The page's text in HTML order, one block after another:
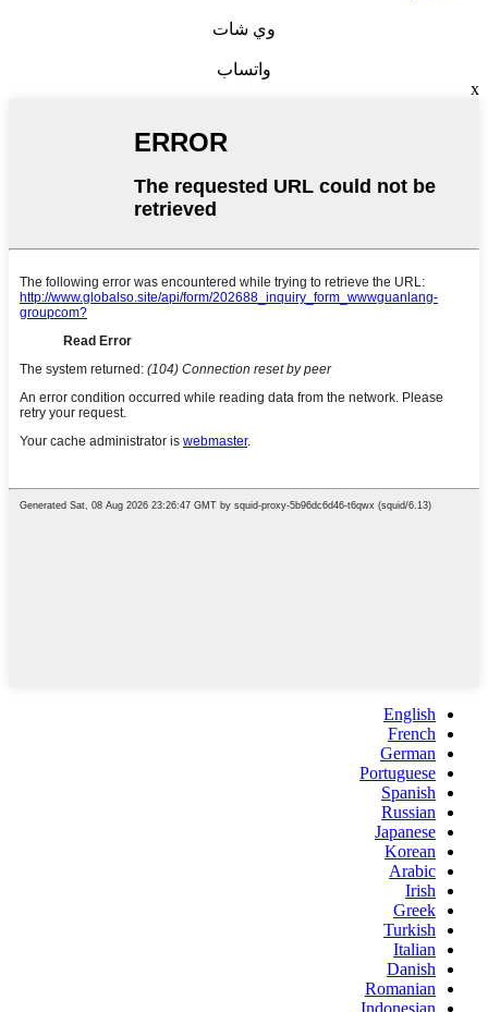
وي شات
واتساب
x
English
French
German
Portuguese
Spanish
Russian
Japanese
Korean
Arabic
Irish
Greek
Turkish
Italian
Danish
Romanian
Indonesian